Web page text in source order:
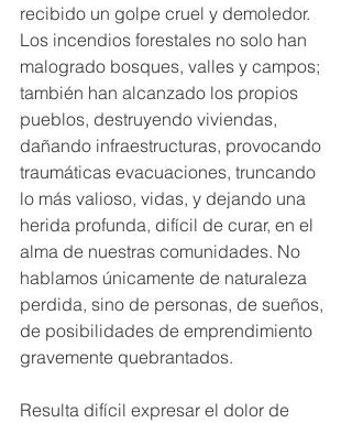
recibido un golpe cruel y demoledor.
Los incendios forestales no solo han
malogrado bosques, valles y campos;
también han alcanzado los propios
pueblos, destruyendo viviendas,
dañando infraestructuras, provocando
traumáticas evacuaciones, truncando
lo más valioso, vidas, y dejando una
herida profunda, difícil de curar, en el
alma de nuestras comunidades. No
hablamos únicamente de naturaleza
perdida, sino de personas, de sueños,
de posibilidades de emprendimiento
gravemente quebrantados.
Resulta difícil expresar el dolor de